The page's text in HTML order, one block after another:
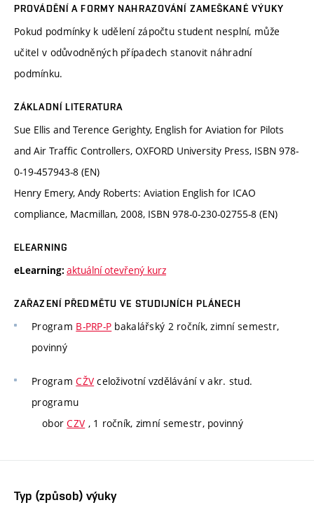
PROVÁDĚNÍ A FORMY NAHRAZOVÁNÍ ZAMEŠKANÉ VÝUKY
Pokud podmínky k udělení zápočtu student nesplní, může
učitel v odůvodněných případech stanovit náhradní
podmínku.
ZÁKLADNÍ LITERATURA
Sue Ellis and Terence Gerighty, English for Aviation for Pilots
and Air Traffic Controllers, OXFORD University Press, ISBN 978-
0-19-457943-8 (EN)
Henry Emery, Andy Roberts: Aviation English for ICAO
compliance, Macmillan, 2008, ISBN 978-0-230-02755-8 (EN)
ELEARNING
eLearning: aktuální otevřený kurz
ZAŘAZENÍ PŘEDMĚTU VE STUDIJNÍCH PLÁNECH
Program B-PRP-P bakalářský 2 ročník, zimní semestr,
povinný
ProgramCŽV celoživotní vzdělávání v akr. stud.
programu
oborCZV , 1 ročník, zimní semestr, povinný
Typ (způsob) výuky